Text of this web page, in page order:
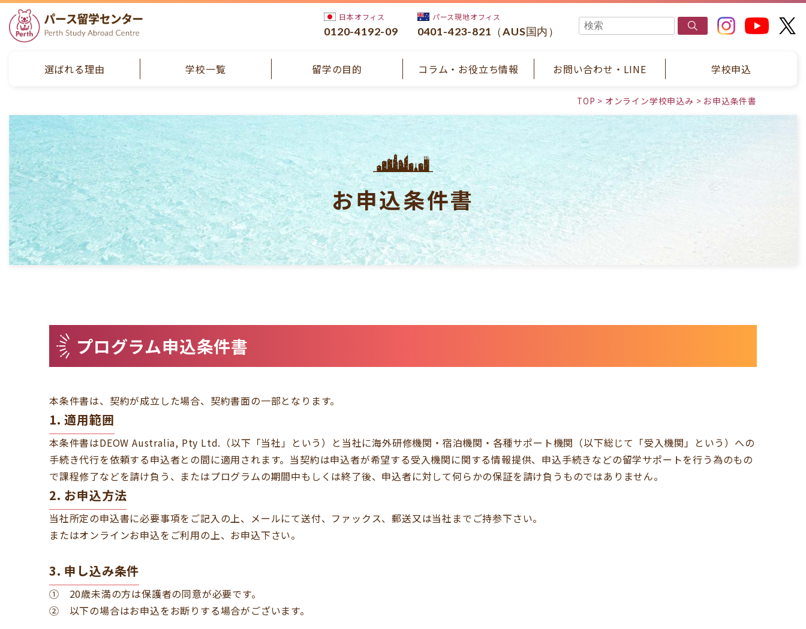
日本オフィス
0120-4192-09
パース現地オフィス
0401-423-821（AUS国内）
選ばれる理由 学校一覧 留学の目的 コラム・お役立ち情報 お問い合わせ・LINE 学校申込
TOP > オンライン学校申込み > お申込条件書
お申込条件書
プログラム申込条件書
本条件書は、契約が成立した場合、契約書面の一部となります。
1. 適用範囲
本条件書はDEOW Australia, Pty Ltd.（以下「当社」という）と当社に海外研修機関・宿泊機関・各種サポート機関（以下総じて「受入機関」という）への
手続き代行を依頼する申込者との間に適用されます。当契約は申込者が希望する受入機関に関する情報提供、申込手続きなどの留学サポートを行う為のもの
で課程修了などを請け負う、またはプログラムの期間中もしくは終了後、申込者に対して何らかの保証を請け負うものではありません。
2. お申込方法
当社所定の申込書に必要事項をご記入の上、メールにて送付、ファックス、郵送又は当社までご持参下さい。
またはオンラインお申込をご利用の上、お申込下さい。
3. 申し込み条件
① 20歳未満の方は保護者の同意が必要です。
② 以下の場合はお申込をお断りする場合がございます。